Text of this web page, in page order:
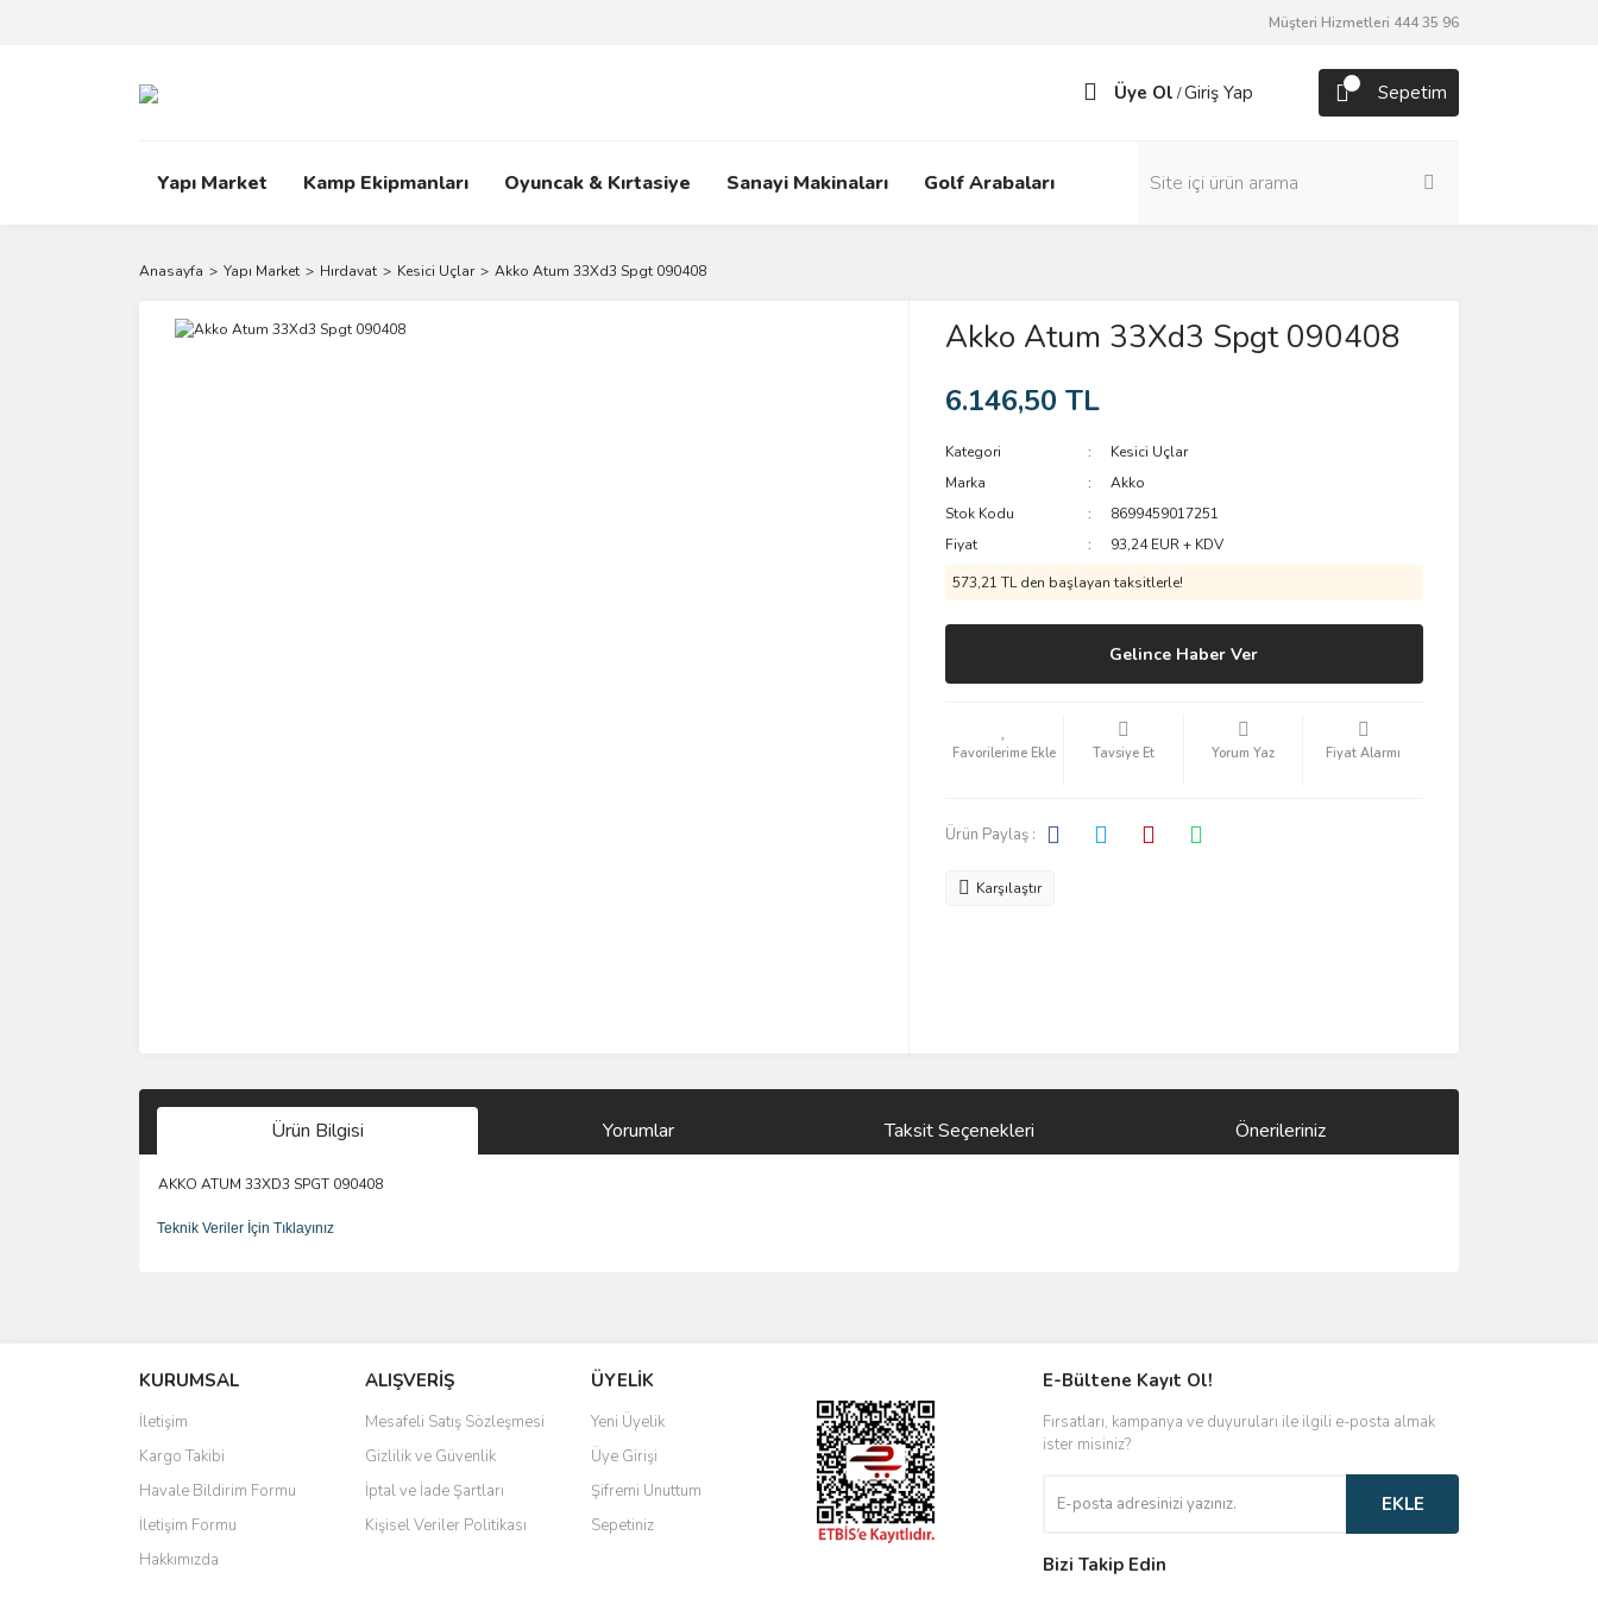
Müşteri Hizmetleri 444 35 96
Üye Ol /Giriş Yap Sepetim
Yapı Market Kamp Ekipmanları Oyuncak & Kırtasiye Sanayi Makinaları Golf Arabaları
Anasayfa Yapı Market Hırdavat Kesici Uçlar Akko Atum 33Xd3 Spgt 090408
Akko Atum 33Xd3 Spgt 090408
6.146,50 TL
Kategori
Kesici Uçlar
Marka
Akko
Stok Kodu
8699459017251
Fiyat
93,24 EUR + KDV
573,21 TL den başlayan taksitlerle!
Gelince Haber Ver
Tavsiye Et Yorum Yaz Fiyat Alarmı
Ürün Paylaş :
Karşılaştır
Ürün Bilgisi Yorumlar Taksit Seçenekleri Önerileriniz
AKKO ATUM 33XD3 SPGT 090408
Teknik Veriler İçin Tıklayınız
Yorum Yaz
Ürün resmi kalitesiz, bozuk veya görüntülenemiyor.
Ürün açıklamasında eksik bilgiler bulunuyor.
Ürün bilgilerinde hatalar bulunuyor.
Ürün fiyatı diğer sitelerden daha pahalı.
Bu ürüne benzer farklı alternatifler olmalı.
KURUMSAL
İletişim
Kargo Takibi
Havale Bildirim Formu
İletişim Formu
Hakkımızda
ALIŞVERİŞ
Mesafeli Satış Sözleşmesi
Gizlilik ve Güvenlik
İptal ve İade Şartları
Kişisel Veriler Politikası
ÜYELİK
Yeni Üyelik
Üye Girişi
Şifremi Unuttum
Sepetiniz
E-Bültene Kayıt Ol!
Fırsatları, kampanya ve duyuruları ile ilgili e-posta almak
ister misiniz?
EKLE
Bizi Takip Edin